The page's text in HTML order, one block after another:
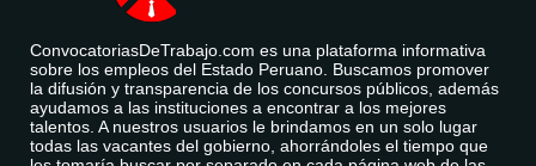
ConvocatoriasDeTrabajo.com es una plataforma informativa
sobre los empleos del Estado Peruano. Buscamos promover
la difusión y transparencia de los concursos públicos, además
ayudamos a las instituciones a encontrar a los mejores
talentos. A nuestros usuarios le brindamos en un solo lugar
todas las vacantes del gobierno, ahorrándoles el tiempo que